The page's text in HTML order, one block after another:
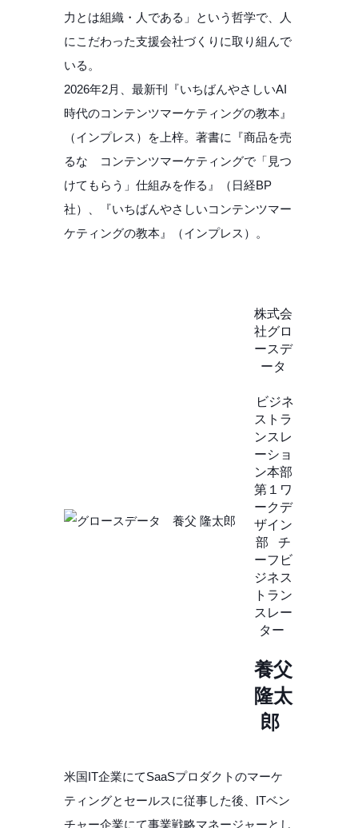
力とは組織・人である」という哲学で、人
にこだわった支援会社づくりに取り組んで
いる。
2026年2月、最新刊『いちばんやさしいAI
時代のコンテンツマーケティングの教本』
（インプレス）を上梓。著書に『商品を売
るな コンテンツマーケティングで「見つ
けてもらう」仕組みを作る』（日経BP
社）、『いちばんやさしいコンテンツマー
ケティングの教本』（インプレス）。
株式会
社グロ
ースデ
ータ
ビジネ
ストラ
ンスレ
ーショ
ン本部
第１ワ
ークデ
ザイン
部
チ
ーフビ
ジネス
トラン
スレー
ター
養父
隆太
郎
米国IT企業にてSaaSプロダクトのマーケ
ティングとセールスに従事した後、ITベン
チャー企業にて事業戦略マネージャーとし